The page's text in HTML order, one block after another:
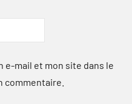
e-mail et mon site dans le
commentaire.